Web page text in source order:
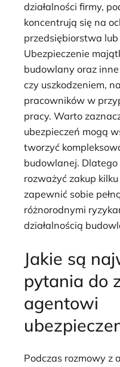
działalności firmy,
koncentrują się na
przedsiębiorstwa
Ubezpieczenie
budowlany oraz
czy uszkodzeniem,
pracowników w
pracy. Warto
ubezpieczeń mogą
tworzyć
budowlanej.
rozważyć zakup
zapewnić sobie
różnorodnymi
działalnością
Jakie są
pytania do
agentowi
Podczas rozmowy z